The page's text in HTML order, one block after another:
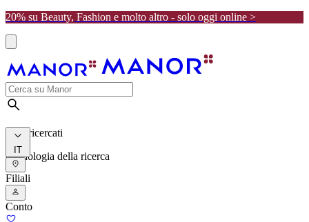
20% su Beauty, Fashion e molto altro - solo oggi online >
I più ricercati
Cronologia della ricerca
IT
Filiali
Conto